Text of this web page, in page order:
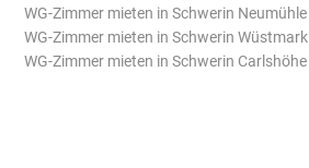
WG-Zimmer mieten in Schwerin Neumühle
WG-Zimmer mieten in Schwerin Wüstmark
WG-Zimmer mieten in Schwerin Carlshöhe